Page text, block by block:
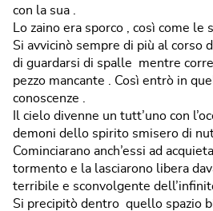
con la sua .
Lo zaino era sporco , così come le
Si avvicinò sempre di più al corso
di guardarsi di spalle mentre
pezzo mancante . Così entrò in
conoscenze .
Il cielo divenne un tutt’uno con
demoni dello spirito smisero di
Cominciarano anch’essi ad
tormento e la lasciarono libera
terribile e sconvolgente
Si precipitò dentro quello spazio